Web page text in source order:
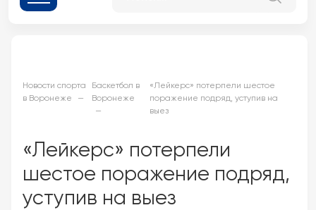
Новости спорта
в Воронеже
Баскетбол в
Воронеже
«Лейкерс» потерпели шестое
поражение подряд, уступив на
выез
«Лейкерс» потерпели
шестое поражение подряд,
уступив на выез